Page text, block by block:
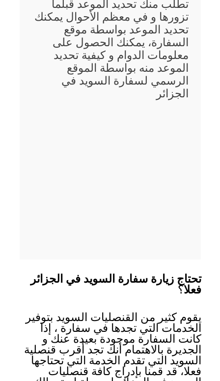
تطلب منك تحديد الموعد قبلما
تزورها و في معظم الأحوال يمكنك
تحديد الموعد بواسطة موقع
السفارة، يمكنك الحصول على
معلومات الدوام و كيفية تحديد
الموعد منه بواسطة الموقع
الرسمي لسفارة السويد في
الجزائر
تحتاج زيارة سفارة السويد في الجزائر
فعلا؟
يقوم كثير من القنصليات السويد بتوفير
الخدمات التي تجدها في سفارة ، إذا
كانت السفارة موجودة بعيدة عنك و
الجديرة بالاهتمام أنك تجد أقرب قنصلية
السويد التي تقدم الخدمة التي تحتاجها
فعلا، قد قمنا بإدراج كافة قنصليات